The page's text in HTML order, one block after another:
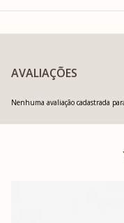
AVALIAÇÕES
Nenhuma avaliação cadastrada